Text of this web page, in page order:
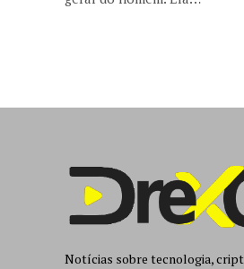
Notícias sobre tecnologia,